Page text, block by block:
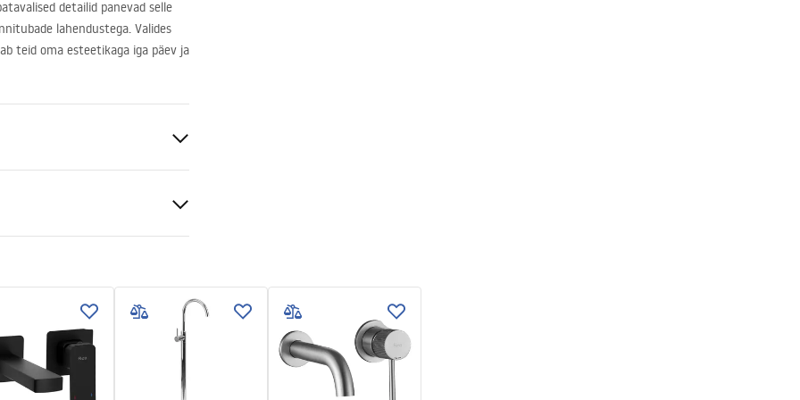
detailid panevad selle
lahendustega. Valides
teid oma esteetikaga iga päev ja